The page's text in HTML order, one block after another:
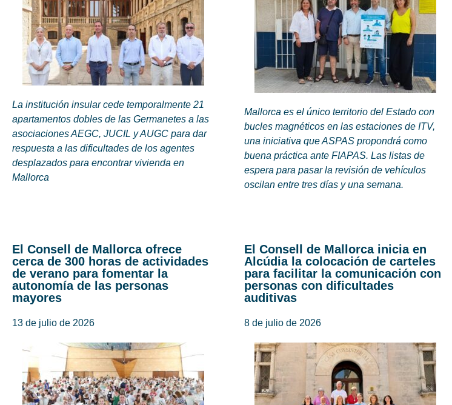
La institución insular cede temporalmente 21
apartamentos dobles de las Germanetes a las
asociaciones AEGC, JUCIL y AUGC para dar
respuesta a las dificultades de los agentes
desplazados para encontrar vivienda en
Mallorca
Mallorca es el único territorio del Estado con
bucles magnéticos en las estaciones de ITV,
una iniciativa que ASPAS propondrá como
buena práctica ante FIAPAS. Las listas de
espera para pasar la revisión de vehículos
oscilan entre tres días y una semana.
El Consell de Mallorca ofrece
cerca de 300 horas de actividades
de verano para fomentar la
autonomía de las personas
mayores
13 de julio de 2026
El Consell de Mallorca inicia en
Alcúdia la colocación de carteles
para facilitar la comunicación con
personas con dificultades
auditivas
8 de julio de 2026